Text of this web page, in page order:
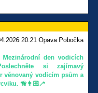
20:21 Opava Pobočka
Mezinárodní den vodicích
si zajímavý
věnovaný vodicím psům a
. 🦮👨🏻‍🦯